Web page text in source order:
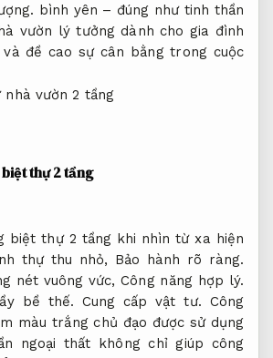
bình yên – đúng như tinh thần
vườn lý tưởng dành cho gia đình
và đề cao sự cân bằng trong cuộc
thự 2 tầng
biệt thự 2 tầng khi nhìn từ xa hiện
thự thu nhỏ, Bảo hành rõ ràng.
nét vuông vức,Công năng hợp lý.
bề thế. Cung cấp vật tư. Công
màu trắng chủ đạo được sử dụng
ngoại thất không chỉ giúp công